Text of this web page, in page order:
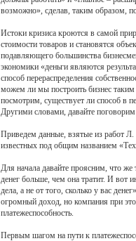
возможно», сделав, таким образом,
Истоки кризиса кроются в самой
стоимости товаров и становятся
подавляющего большинства
экономики «деньги являются
способ перераспределения
можем ли мы построить бизнес
посмотрим, существует ли способ в
Другими словами, давайте поговорим
Приведем данные, взятые из работ
известных под общим названием
Для начала давайте проясним, что же
денег больше, чем она тратит. И вот
дела, а не от того, сколько у вас
огромный доход, но компания при
платежеспособность.
Первым шагом на пути к